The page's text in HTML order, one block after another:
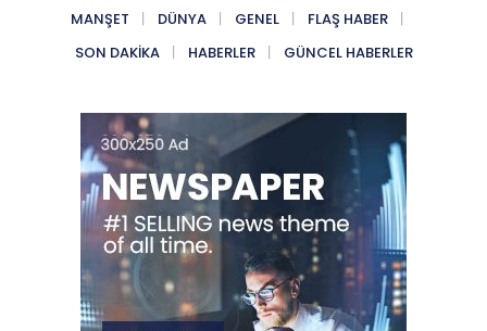
MANŞET DÜNYA GENEL
FLAŞ HABER
SON DAKIKA
HABERLER GÜNCEL HABERLER